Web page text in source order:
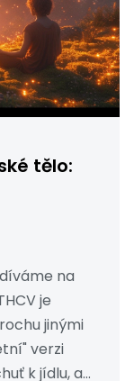
tělo:
na
je
jinými
verzi
k jídlu, a